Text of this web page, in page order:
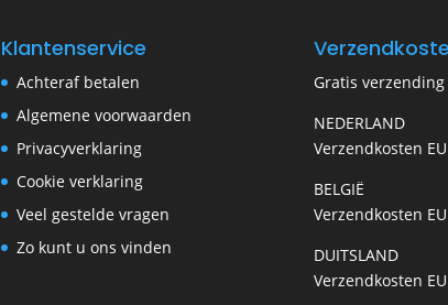
Klantenservice
Achteraf betalen
Algemene voorwaarden
Privacyverklaring
Cookie verklaring
Veel gestelde vragen
Zo kunt u ons vinden
Gratis
NEDERLAND
Verzendkosten
BELGIË
Verzendkosten
DUITSLAND
Verzendkosten